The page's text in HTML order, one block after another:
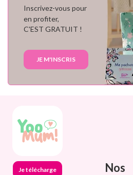
Inscrivez-vous pour
en profiter,
C'EST GRATUIT !
JE M'INSCRIS
Je télécharge
Nos